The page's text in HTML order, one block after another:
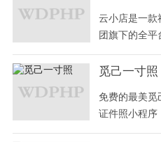
云小店是一款
团旗下的全平
信小程序内搜
觅己一寸照
免费的最美觅
证件照小程序